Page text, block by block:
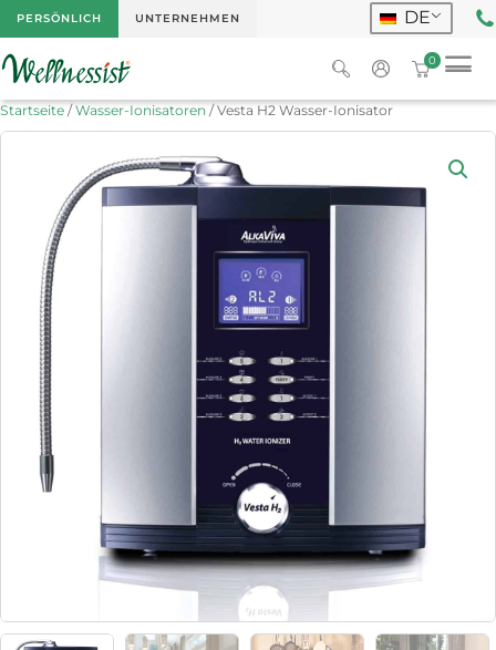
PERSÖNLICH UNTERNEHMEN DE
0
Startseite /Wasser-Ionisatoren / Vesta H2 Wasser-Ionisator